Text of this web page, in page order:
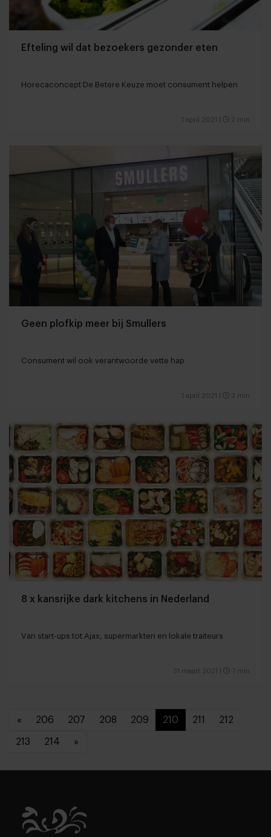
Efteling wil dat bezoekers gezonder eten
Horecaconcept De Betere Keuze moet consument helpen
1 april 2021 2 min
Geen plofkip meer bij Smullers
Consument wil ook verantwoorde vette hap
1 april 2021 2 min
8 x kansrijke dark kitchens in Nederland
Van start-ups tot Ajax, supermarkten en lokale traiteurs
31 maart 2021 7 min
« 206 207 208 209 210 211 212
213 214 »